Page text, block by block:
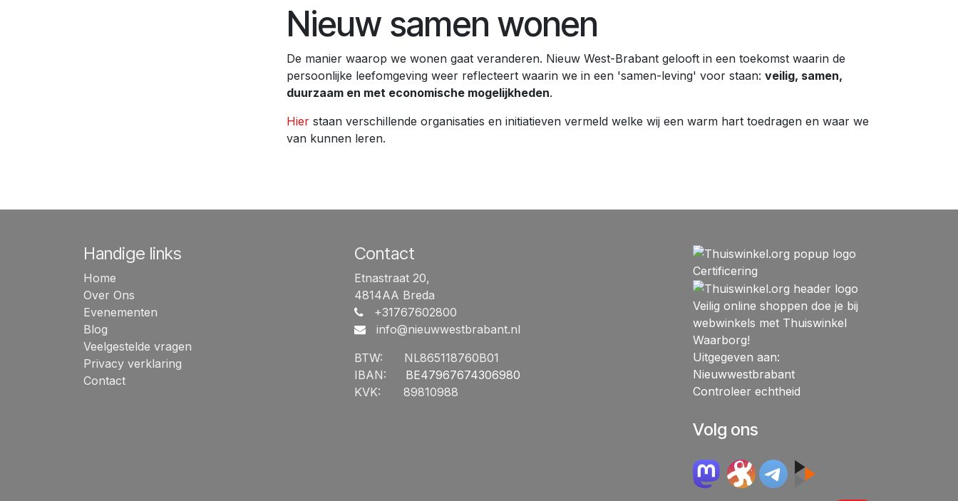
Nieuw samen wonen
De manier waarop we wonen gaat veranderen. Nieuw West-Brabant gelooft in een toekomst waarin de
persoonlijke leefomgeving weer reflecteert waarin we in een 'samen-leving' voor staan: veilig, samen,
duurzaam en met economische mogelijkheden.
Hier staan verschillende organisaties en initiatieven vermeld welke wij een warm hart toedragen en waar we
van kunnen leren.
Handige links
Home
Over Ons
Evenementen
Blog
Veelgestelde vragen
Privacy verklaring
Contact
Contact
Etnastraat 20,
4814AA Breda
+31767602800
info@nieuwwestbrabant.nl
BTW:
​NL865118760B01
IBAN:
​BE47967674306980
KVK:
​89810988
Certificering
Veilig online shoppen doe je bij
webwinkels met Thuiswinkel
Waarborg!
Uitgegeven aan:
Nieuwwestbrabant
Controleer echtheid
Volg ons